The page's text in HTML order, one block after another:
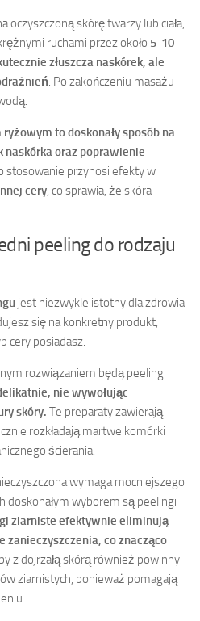
oczyszczoną skórę twarzy lub ciała,
ruchami przez około 5-10
złuszcza naskórek, ale
. Po zakończeniu masażu
to doskonały sposób na
oraz poprawienie
stosowanie przynosi efekty w
cery, co sprawia, że skóra
peeling do rodzaju
jest niezwykle istotny dla zdrowia
się na konkretny produkt,
cery posiadasz.
rozwiązaniem będą peelingi
nie wywołując
skóry. Te preparaty zawierają
rozkładają martwe komórki
ścierania.
wymaga mocniejszego
doskonałym wyborem są peelingi
ziarniste efektywnie eliminują
zanieczyszczenia, co znacząco
z dojrzałą skórą również powinny
ziarnistych, ponieważ pomagają